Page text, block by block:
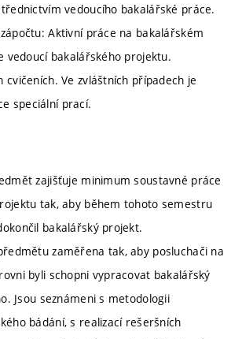
vedoucího bakalářské práce.
Aktivní práce na bakalářském
vedoucí bakalářského projektu.
cvičeních. Ve zvláštních případech je
speciální prací.
zajišťuje minimum soustavné práce
tak, aby během tohoto semestru
bakalářský projekt.
zaměřena tak, aby posluchači na
byli schopni vypracovat bakalářský
Jsou seznámeni s metodologii
bádání, s realizací rešeršních